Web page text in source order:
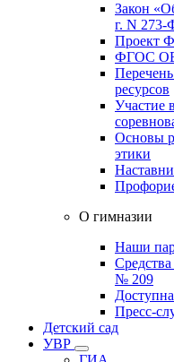
Закон
г. N 273-
Проект
ФГОС
ресурсов
Участие
Основы
этики
О гимназии
Наши
№ 209
Пресс-
Детский сад
УВР